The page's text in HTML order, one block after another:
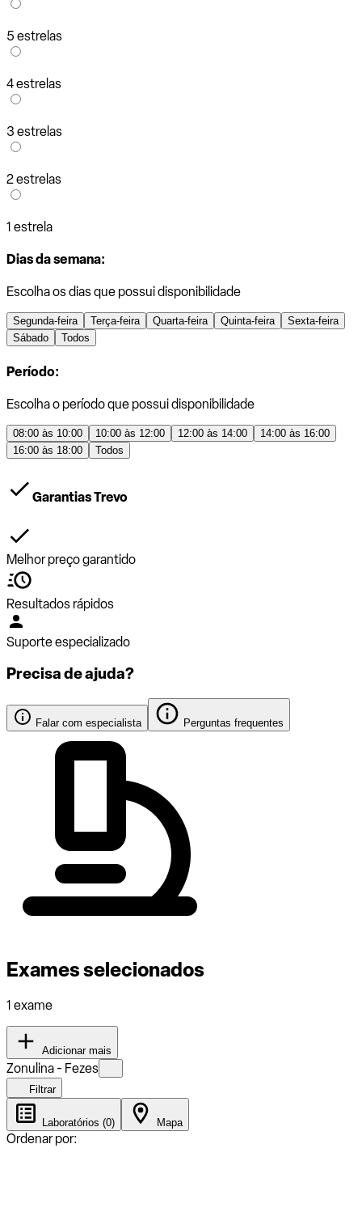
5 estrelas
4 estrelas
3 estrelas
2 estrelas
1 estrela
Dias da semana:
Escolha os dias que possui disponibilidade
Segunda-feira Terça-feira Quarta-feira Quinta-feira
Sexta-feira
Sábado
Todos
Período:
Escolha o período que possui disponibilidade
08:00 às 10:00 10:00 às 12:00 12:00 às 14:00
14:00 às 16:00
16:00 às 18:00
Todos
Garantias Trevo
Melhor preço garantido
Resultados rápidos
Suporte especializado
Precisa de ajuda?
Falar com especialista Perguntas frequentes
Exames selecionados
1 exame
Adicionar mais
Zonulina - Fezes
Filtrar
Laboratórios (0) Mapa
Ordenar por: